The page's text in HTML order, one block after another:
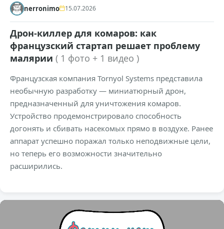
nerronimo 15.07.2026
Дрон-киллер для комаров: как
французский стартап решает проблему
малярии ( 1 фото + 1 видео )
Французская компания Tornyol Systems представила
необычную разработку — миниатюрный дрон,
предназначенный для уничтожения комаров.
Устройство продемонстрировало способность
догонять и сбивать насекомых прямо в воздухе. Ранее
аппарат успешно поражал только неподвижные цели,
но теперь его возможности значительно
расширились.